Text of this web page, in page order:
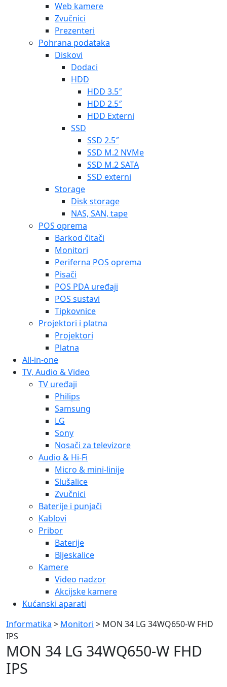
Web kamere
Zvučnici
Prezenteri
Pohrana podataka
Diskovi
Dodaci
HDD
HDD 3.5″
HDD 2.5″
HDD Externi
SSD
SSD 2.5″
SSD M.2 NVMe
SSD M.2 SATA
SSD externi
Storage
Disk storage
NAS, SAN, tape
POS oprema
Barkod čitači
Monitori
Periferna POS oprema
Pisači
POS PDA uređaji
POS sustavi
Tipkovnice
Projektori i platna
Projektori
Platna
All-in-one
TV, Audio & Video
TV uređaji
Philips
Samsung
LG
Sony
Nosači za televizore
Audio & Hi-Fi
Micro & mini-linije
Slušalice
Zvučnici
Baterije i punjači
Kablovi
Pribor
Baterije
Bljeskalice
Kamere
Video nadzor
Akcijske kamere
Kućanski aparati
Informatika > Monitori > MON 34 LG 34WQ650-W FHD
IPS
MON 34 LG 34WQ650-W FHD
IPS